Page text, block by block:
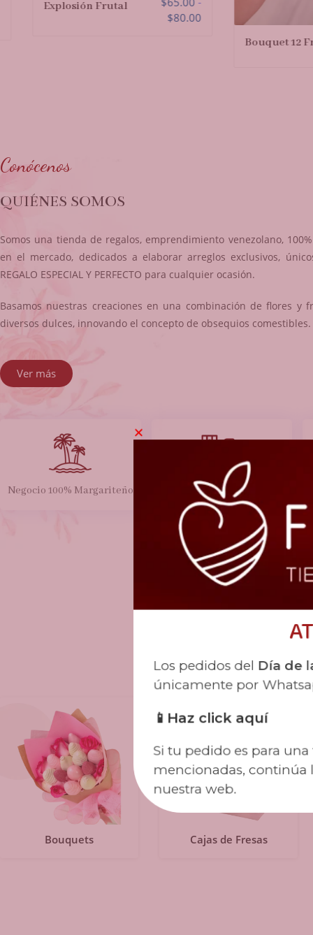
Explosión Frutal
80.00
Bouquet 12 Fresas
Conócenos
QUIÉNES SOMOS
Somos una tienda de regalos, emprendimiento venezolano,
en el mercado, dedicados a elaborar arreglos exclusivos,
REGALO ESPECIAL Y PERFECTO para cualquier ocasión.
Basamos nuestras creaciones en una combinación de flores y
diversos dulces, innovando el concepto de obsequios comestibles.
Ver más
Negocio 100% Margariteño Delivery en toda la Isla
Bouquets Cajas de Fresas
Los pedidos del Día de
únicamente por
📱Haz click aquí
Si tu pedido es para
mencionadas,
nuestra web.